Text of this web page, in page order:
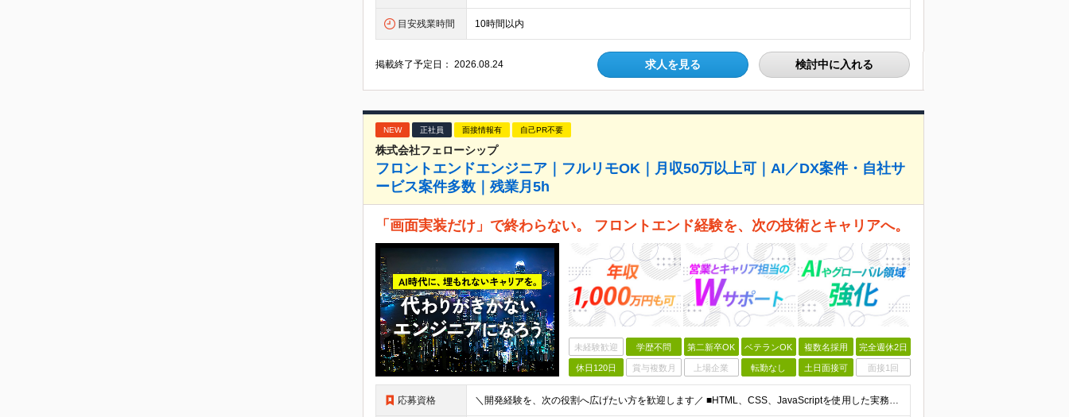
目安残業時間 10時間以内
掲載終了予定日：2026.08.24 求人を見る 検討中に入れる
NEW 正社員 面接情報有 自己PR不要
株式会社フェローシップ
フロントエンドエンジニア｜フルリモOK｜月収50万以上可｜AI／DX案件・自社サ
ービス案件多数｜残業月5h
「画面実装だけ」で終わらない。 フロントエンド経験を、次の技術とキャリアへ。
未経験歓迎 学歴不問 第二新卒OK ベテランOK 複数名採用 完全週休2日
休日120日 賞与複数月 上場企業 転勤なし 土日面接可 面接1回
応募資格 ＼開発経験を、次の役割へ広げたい方を歓迎します／ ■HTML、CSS、JavaScriptを使用した実務経験を1年以上お持ちの方 ■APIを利用した画面・機能開発の経験、または基礎知識をお持ちの方